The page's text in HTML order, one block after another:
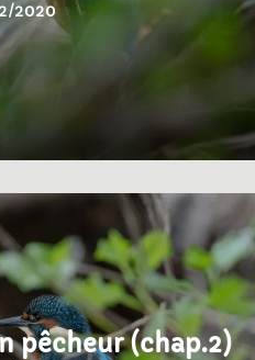
2020
pêcheur (chap.2)